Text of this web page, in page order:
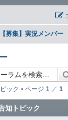
【募集】実況メンバー
ック • ページ 1 ／ 1
知トピック